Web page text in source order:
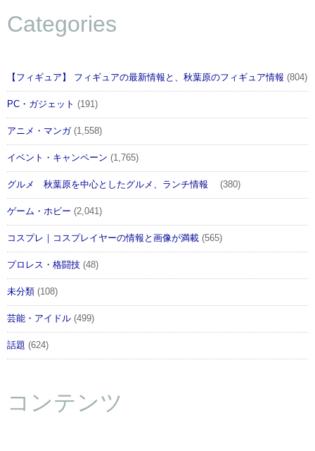
Categories
【フィギュア】 フィギュアの最新情報と、秋葉原のフィギュア情報 (804)
PC・ガジェット (191)
アニメ・マンガ(1,558)
イベント・キャンペーン (1,765)
グルメ 秋葉原を中心としたグルメ、ランチ情報 (380)
ゲーム・ホビー (2,041)
コスプレ｜コスプレイヤーの情報と画像が満載 (565)
プロレス・格闘技 (48)
未分類 (108)
芸能・アイドル (499)
話題 (624)
コンテンツ